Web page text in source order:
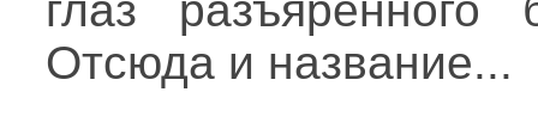
Отсюда и название...